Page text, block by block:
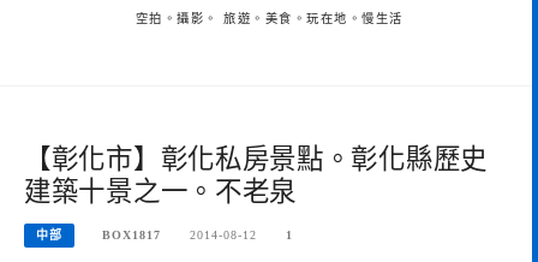
空拍。攝影。 旅遊。美食。玩在地。慢生活
【彰化市】彰化私房景點。彰化縣歷史
建築十景之一。不老泉
中部 BOX1817 2014-08-12 1